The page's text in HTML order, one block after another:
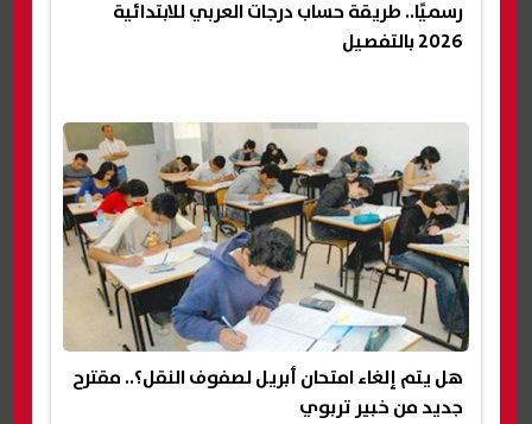
رسميًا.. طريقة حساب درجات العربي للابتدائية
2026 بالتفصيل
هل يتم إلغاء امتحان أبريل لصفوف النقل؟.. مقترح
جديد من خبير تربوي